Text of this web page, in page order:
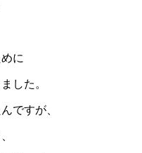
に
した。
ですが、